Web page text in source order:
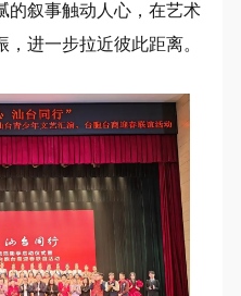
的叙事触动人心，在艺术
进一步拉近彼此距离。